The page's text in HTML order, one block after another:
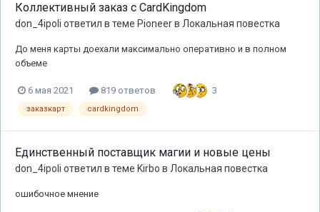
Коллективный заказ с CardKingdom
don_4ipoli ответил в теме Pioneerв Локальная повестка
До меня карты доехали максимально оперативно и в полном
объеме
6 мая 2021 819 ответов 3
заказкарт cardkingdom
Единственный поставщик магии и новые цены
don_4ipoli ответил в теме Kirbo в Локальная повестка
ошибочное мнение